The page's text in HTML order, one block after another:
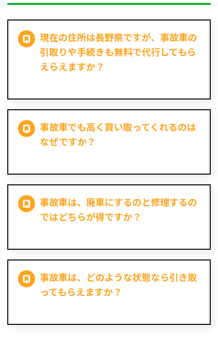
現在の住所は長野県ですが、事故車の
引取りや手続きも無料で代行してもら
えらえますか？
事故車でも高く買い取ってくれるのは
なぜですか？
事故車は、廃車にするのと修理するの
ではどちらが得ですか？
事故車は、どのような状態なら引き取
ってもらえますか？